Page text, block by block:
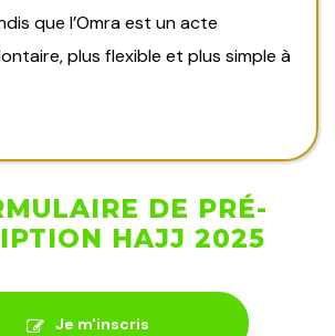
que l’Omra est un acte
plus flexible et plus simple à
DE PRÉ-
HAJJ 2025
Je m'inscris